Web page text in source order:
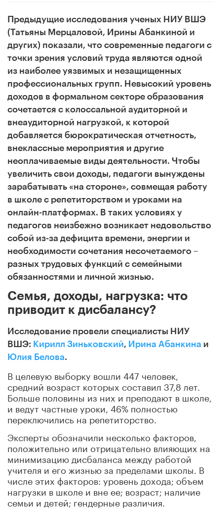
Предыдущие исследования ученых НИУ ВШЭ
(Татьяны Мерцаловой, Ирины Абанкиной и
других) показали, что современные педагоги с
точки зрения условий труда являются одной
из наиболее уязвимых и незащищенных
профессиональных групп. Невысокий уровень
доходов в формальном секторе образования
сочетается с колоссальной аудиторной и
внеаудиторной нагрузкой, к которой
добавляется бюрократическая отчетность,
внеклассные мероприятия и другие
неоплачиваемые виды деятельности. Чтобы
увеличить свои доходы, педагоги вынуждены
зарабатывать «на стороне», совмещая работу
в школе с репетиторством и уроками на
онлайн-платформах. В таких условиях у
педагогов неизбежно возникает недовольство
собой из-за дефицита времени, энергии и
необходимости сочетания несочетаемого –
разных трудовых функций с семейными
обязанностями и личной жизнью.
Семья, доходы, нагрузка: что
приводит к дисбалансу?
Исследование провели специалисты НИУ
ВШЭ: Кирилл Зиньковский, Ирина Абанкина и
Юлия Белова.
В целевую выборку вошли 447 человек,
средний возраст которых составил 37,8 лет.
Больше половины из них и преподают в школе,
и ведут частные уроки, 46% полностью
переключились на репетиторство.
Эксперты обозначили несколько факторов,
положительно или отрицательно влияющих на
минимизацию дисбаланса между работой
учителя и его жизнью за пределами школы. В
числе этих факторов: уровень дохода; объем
нагрузки в школе и вне ее; возраст; наличие
семьи и детей; гендерные различия.